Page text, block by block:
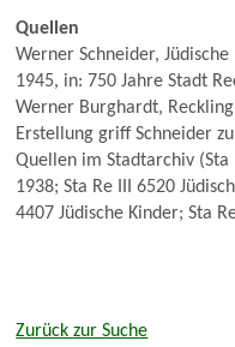
Quellen
Werner Schneider,
1945, in: 750 Jahre Stadt
Werner Burghardt,
Erstellung griff Schneider
Quellen im Stadtarchiv (Sta
1938; Sta Re III 6520
4407 Jüdische Kinder; Sta
Zurück zur Suche